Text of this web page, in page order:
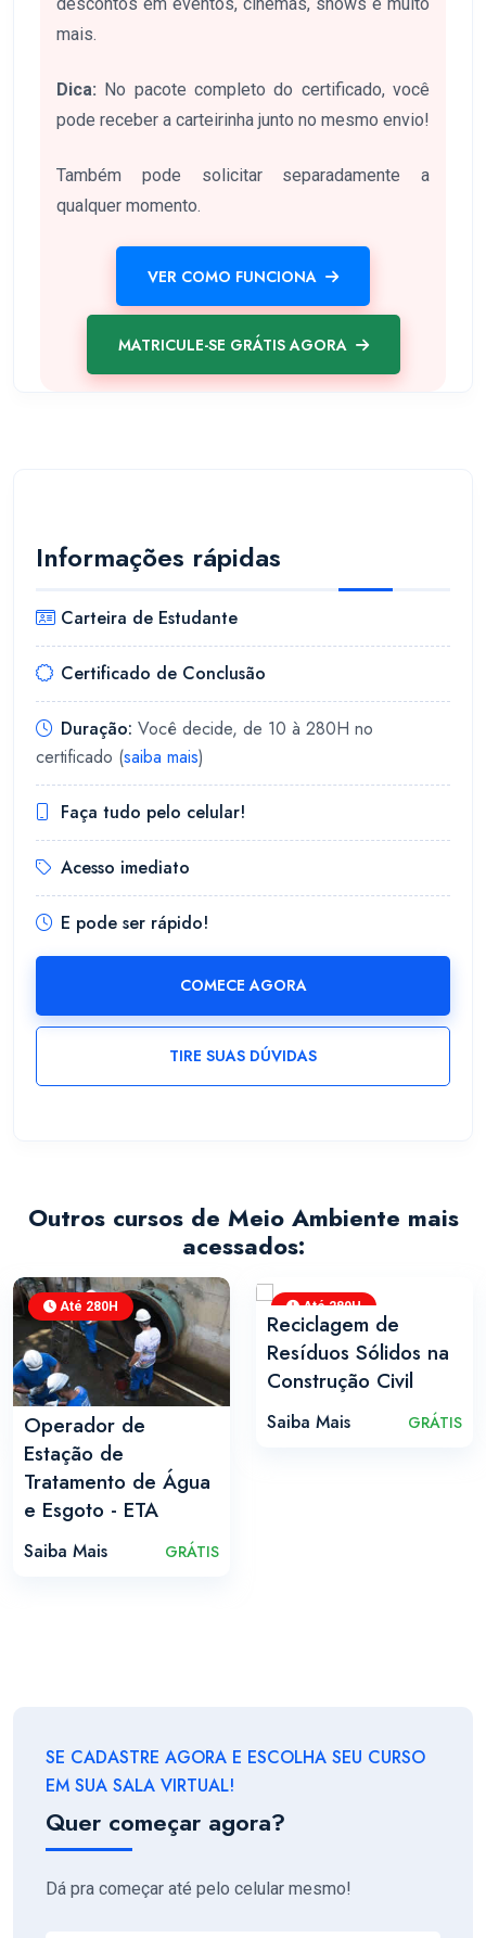
mais.
Dica: No pacote completo do certificado, você
pode receber a carteirinha junto no mesmo envio!
Também pode solicitar separadamente a
qualquer momento.
VER COMO FUNCIONA
MATRICULE-SE GRÁTIS AGORA
Informações rápidas
Carteira de Estudante
Certificado de Conclusão
Duração: Você decide, de 10 à 280H no
certificado (saiba mais)
Faça tudo pelo celular!
Acesso imediato
E pode ser rápido!
COMECE AGORA
TIRE SUAS DÚVIDAS
Outros cursos de Meio Ambiente mais
acessados:
Até 280H
Operador de
Estação de
Tratamento de Água
e Esgoto - ETA
Saiba Mais GRÁTIS
Até 280H
Reciclagem de
Resíduos Sólidos na
Construção Civil
Saiba Mais GRÁTIS
SE CADASTRE AGORA E ESCOLHA SEU CURSO
EM SUA SALA VIRTUAL!
Quer começar agora?
Dá pra começar até pelo celular mesmo!